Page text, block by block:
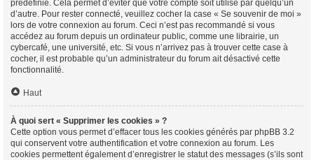
prédéfinie. Cela permet d’éviter que votre compte soit utilisé par quelqu’un
d’autre. Pour rester connecté, veuillez cocher la case « Se souvenir de moi »
lors de votre connexion au forum. Ceci n’est pas recommandé si vous
accédez au forum depuis un ordinateur public, comme une librairie, un
cybercafé, une université, etc. Si vous n’arrivez pas à trouver cette case à
cocher, il est probable qu’un administrateur du forum ait désactivé cette
fonctionnalité.
Haut
À quoi sert « Supprimer les cookies » ?
Cette option vous permet d’effacer tous les cookies générés par phpBB 3.2
qui conservent votre authentification et votre connexion au forum. Les
cookies permettent également d’enregistrer le statut des messages (s’ils sont